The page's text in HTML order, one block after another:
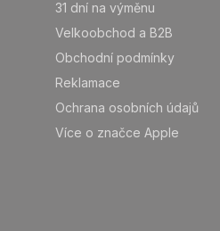
31 dní na výměnu
Velkoobchod a B2B
Obchodní podmínky
Reklamace
Ochrana osobních údajů
Více o značce Apple